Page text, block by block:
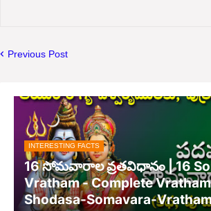
Previous Post
INTERESTING FACTS
16 సోమవారాల వ్రతవిధానం | 16
Vratham - Complete
Shodasa-Somavara-